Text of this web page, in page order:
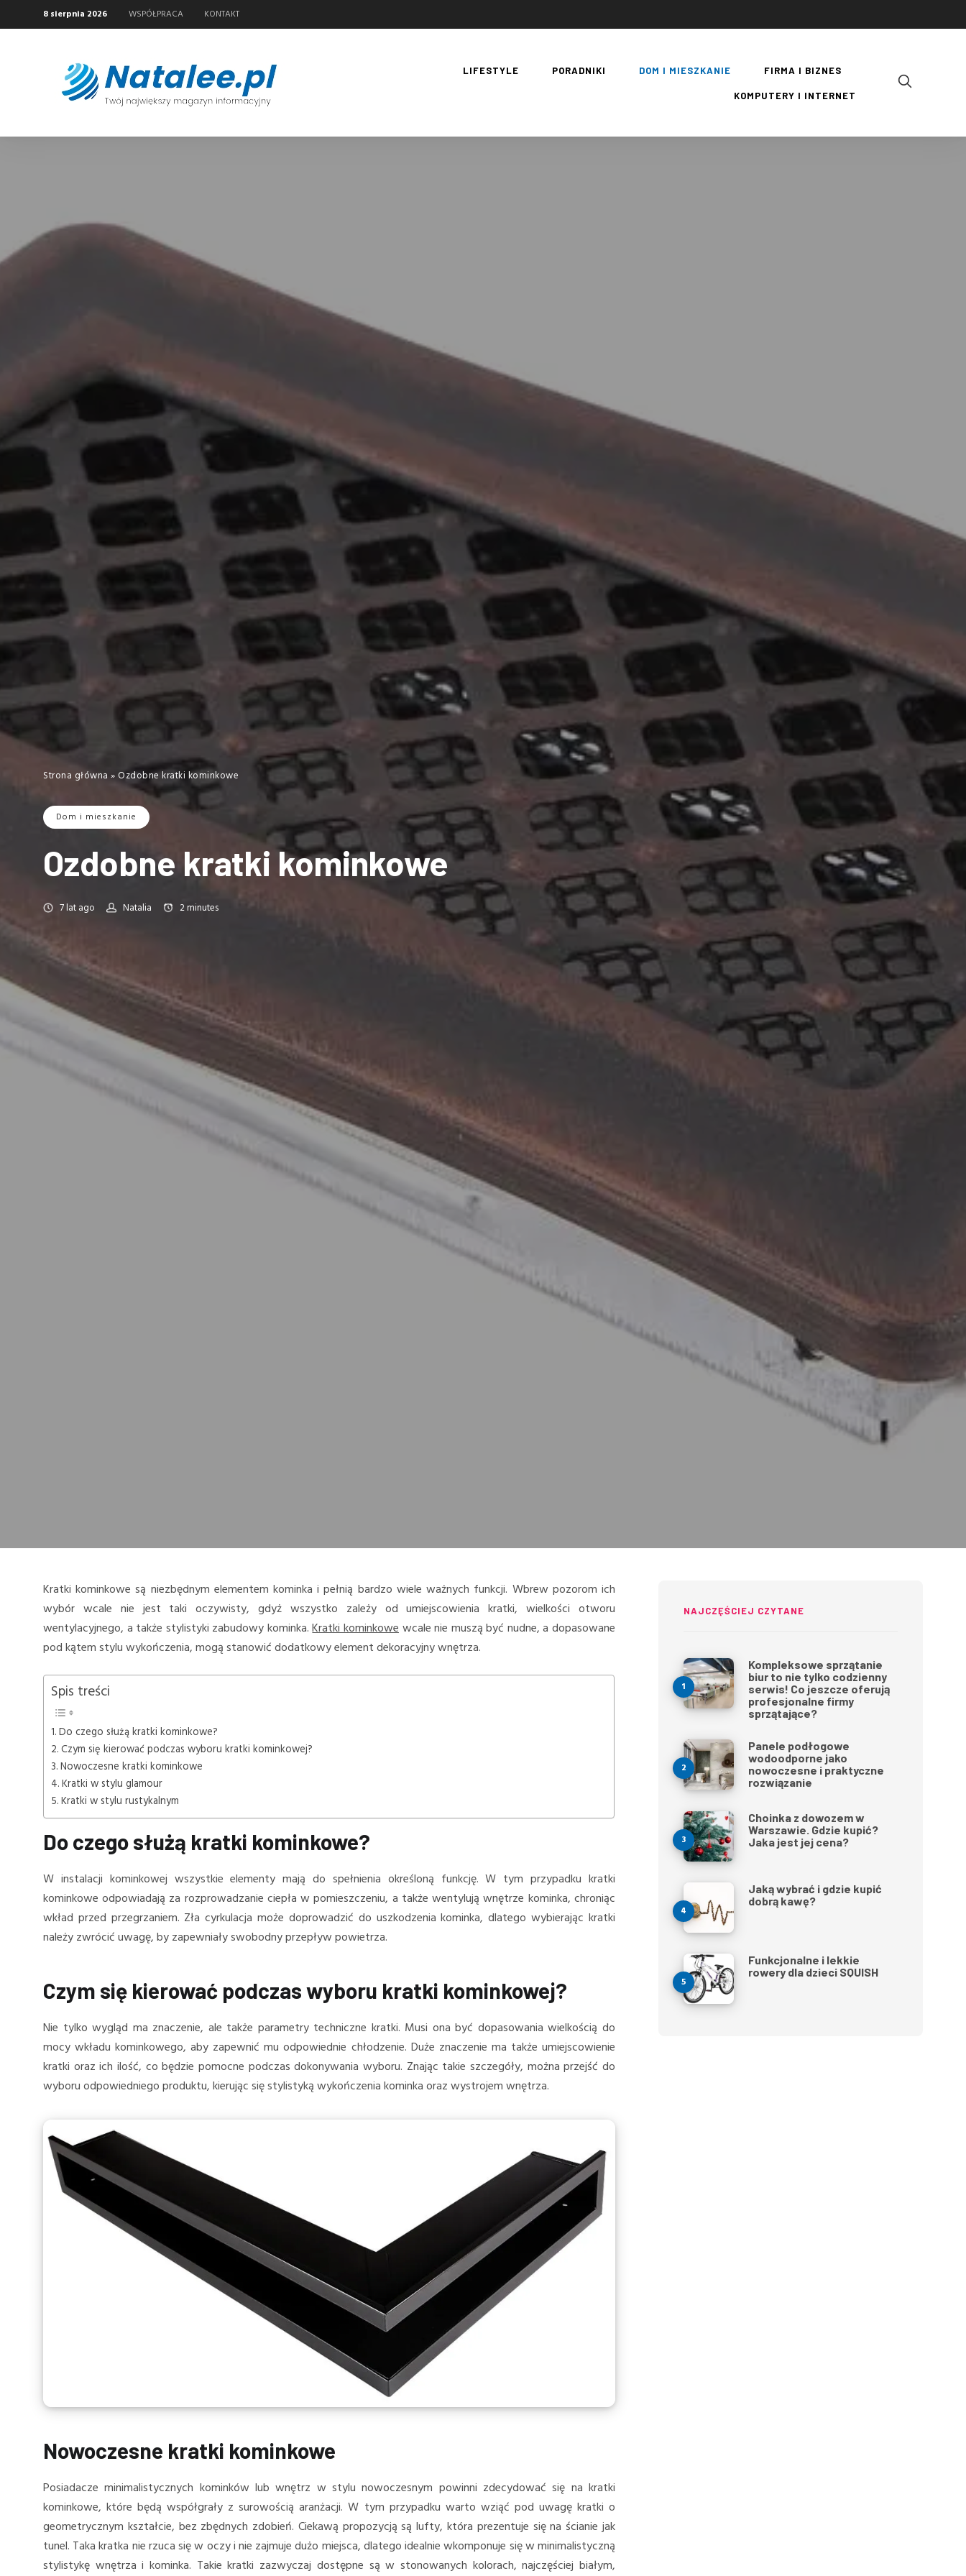
8 sierpnia 2026 WSPÓŁPRACA KONTAKT
LIFESTYLE PORADNIKI DOM I MIESZKANIE FIRMA I BIZNES
KOMPUTERY I INTERNET
Strona główna »Ozdobne kratki kominkowe
Dom i mieszkanie
Ozdobne kratki kominkowe
7 lat ago Natalia 2minutes
Kratki kominkowe są niezbędnym elementem kominka i pełnią bardzo wiele ważnych funkcji. Wbrew pozorom ich
wybór wcale nie jest taki oczywisty, gdyż wszystko zależy od umiejscowienia kratki, wielkości otworu
wentylacyjnego, a także stylistyki zabudowy kominka.Kratki kominkowewcale nie muszą być nudne, a dopasowane
pod kątem stylu wykończenia, mogą stanowić dodatkowy element dekoracyjny wnętrza.
Spis treści
Do czego służą kratki kominkowe?
Czym się kierować podczas wyboru kratki kominkowej?
Nowoczesne kratki kominkowe
Kratki w stylu glamour
Kratki w stylu rustykalnym
Do czego służą kratki kominkowe?
W instalacji kominkowej wszystkie elementy mają do spełnienia określoną funkcję. W tym przypadku kratki
kominkowe odpowiadają za rozprowadzanie ciepła w pomieszczeniu, a także wentylują wnętrze kominka, chroniąc
wkład przed przegrzaniem. Zła cyrkulacja może doprowadzić do uszkodzenia kominka, dlatego wybierając kratki
należy zwrócić uwagę, by zapewniały swobodny przepływ powietrza.
Czym się kierować podczas wyboru kratki kominkowej?
Nie tylko wygląd ma znaczenie, ale także parametry techniczne kratki. Musi ona być dopasowania wielkością do
mocy wkładu kominkowego, aby zapewnić mu odpowiednie chłodzenie. Duże znaczenie ma także umiejscowienie
kratki oraz ich ilość, co będzie pomocne podczas dokonywania wyboru. Znając takie szczegóły, można przejść do
wyboru odpowiedniego produktu, kierując się stylistyką wykończenia kominka oraz wystrojem wnętrza.
Nowoczesne kratki kominkowe
Posiadacze minimalistycznych kominków lub wnętrz w stylu nowoczesnym powinni zdecydować się na kratki
kominkowe, które będą współgrały z surowością aranżacji. W tym przypadku warto wziąć pod uwagę kratki o
geometrycznym kształcie, bez zbędnych zdobień. Ciekawą propozycją są lufty, która prezentuje się na ścianie jak
tunel. Taka kratka nie rzuca się w oczy i nie zajmuje dużo miejsca, dlatego idealnie wkomponuje się w minimalistyczną
stylistykę wnętrza i kominka. Takie kratki zazwyczaj dostępne są w stonowanych kolorach, najczęściej białym,
NAJCZĘŚCIEJ CZYTANE
Kompleksowe sprzątanie
biur to nie tylko codzienny
serwis! Co jeszcze oferują
profesjonalne firmy
sprzątające?
Panele podłogowe
wodoodporne jako
nowoczesne i praktyczne
rozwiązanie
Choinka z dowozem w
Warszawie. Gdzie kupić?
Jaka jest jej cena?
Jaką wybrać i gdzie kupić
dobrą kawę?
Funkcjonalne i lekkie
rowery dla dzieci SQUISH